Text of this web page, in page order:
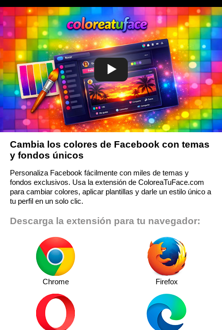
Cambia los colores de Facebook con temas
y fondos únicos
Personaliza Facebook fácilmente con miles de temas y
fondos exclusivos. Usa la extensión de ColoreaTuFace.com
para cambiar colores, aplicar plantillas y darle un estilo único a
tu perfil en un solo clic.
Descarga la extensión para tu navegador:
Chrome Firefox